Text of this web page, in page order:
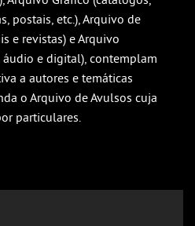
postais, etc.), Arquivo de
e revistas) e Arquivo
e digital), contemplam
a autores e temáticas
o Arquivo de Avulsos cuja
particulares.